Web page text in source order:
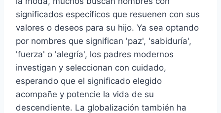
significados específicos que resuenen con sus
valores o deseos para su hijo. Ya sea optando
por nombres que significan 'paz', 'sabiduría',
'fuerza' o 'alegría', los padres modernos
investigan y seleccionan con cuidado,
esperando que el significado elegido
acompañe y potencie la vida de su
descendiente. La globalización también ha